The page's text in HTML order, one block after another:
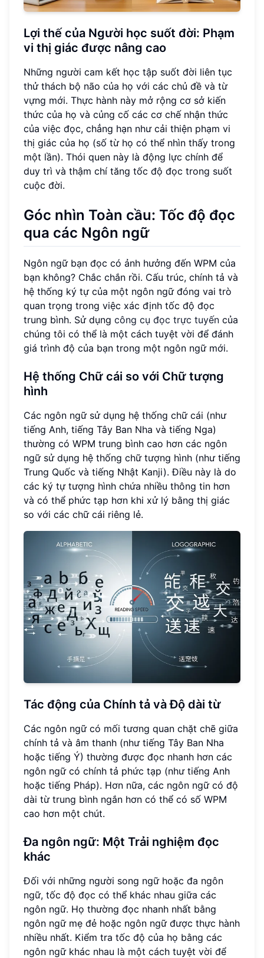
Lợi thế của Người học suốt đời: Phạm
vi thị giác được nâng cao
Những người cam kết học tập suốt đời liên tục
thử thách bộ não của họ với các chủ đề và từ
vựng mới. Thực hành này mở rộng cơ sở kiến
thức của họ và củng cố các cơ chế nhận thức
của việc đọc, chẳng hạn như cải thiện phạm vi
thị giác của họ (số từ họ có thể nhìn thấy trong
một lần). Thói quen này là động lực chính để
duy trì và thậm chí tăng tốc độ đọc trong suốt
cuộc đời.
Góc nhìn Toàn cầu: Tốc độ đọc
qua các Ngôn ngữ
Ngôn ngữ bạn đọc có ảnh hưởng đến WPM của
bạn không? Chắc chắn rồi. Cấu trúc, chính tả và
hệ thống ký tự của một ngôn ngữ đóng vai trò
quan trọng trong việc xác định tốc độ đọc
trung bình. Sử dụng công cụ đọc trực tuyến của
chúng tôi có thể là một cách tuyệt vời để đánh
giá trình độ của bạn trong một ngôn ngữ mới.
Hệ thống Chữ cái so với Chữ tượng
hình
Các ngôn ngữ sử dụng hệ thống chữ cái (như
tiếng Anh, tiếng Tây Ban Nha và tiếng Nga)
thường có WPM trung bình cao hơn các ngôn
ngữ sử dụng hệ thống chữ tượng hình (như tiếng
Trung Quốc và tiếng Nhật Kanji). Điều này là do
các ký tự tượng hình chứa nhiều thông tin hơn
và có thể phức tạp hơn khi xử lý bằng thị giác
so với các chữ cái riêng lẻ.
Tác động của Chính tả vàĐộ dài từ
Các ngôn ngữ có mối tương quan chặt chẽ giữa
chính tả và âm thanh (như tiếng Tây Ban Nha
hoặc tiếng Ý) thường được đọc nhanh hơn các
ngôn ngữ có chính tả phức tạp (như tiếng Anh
hoặc tiếng Pháp). Hơn nữa, các ngôn ngữ có độ
dài từ trung bình ngắn hơn có thể có số WPM
cao hơn một chút.
Đa ngôn ngữ: Một Trải nghiệm đọc
khác
Đối với những người song ngữ hoặc đa ngôn
ngữ, tốc độ đọc có thể khác nhau giữa các
ngôn ngữ. Họ thường đọc nhanh nhất bằng
ngôn ngữ mẹ đẻ hoặc ngôn ngữ được thực hành
nhiều nhất. Kiểm tra tốc độ của họ bằng các
ngôn ngữ khác nhau là một cách tuyệt vời để